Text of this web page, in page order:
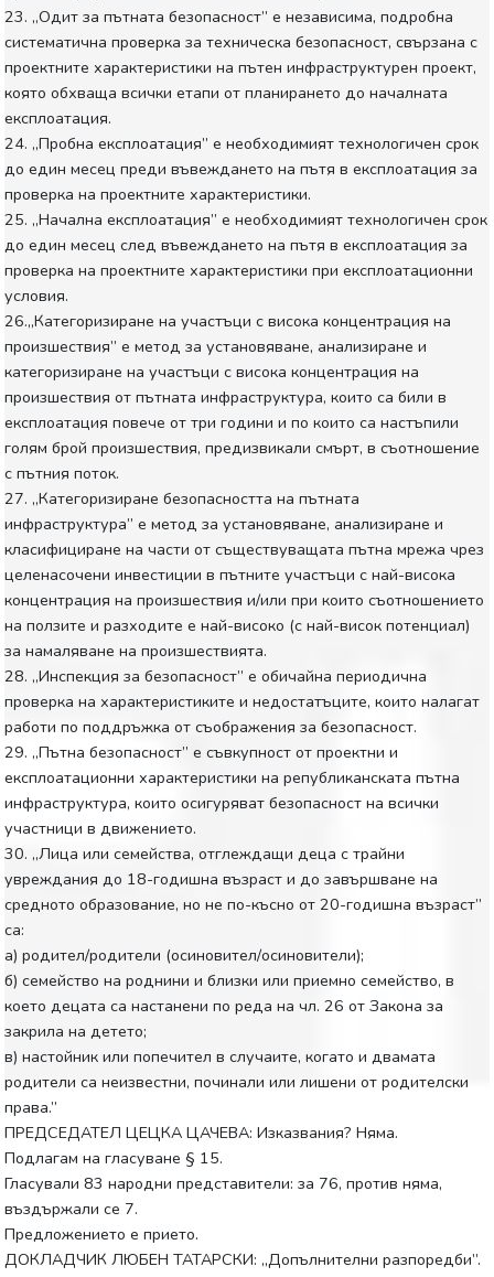
23. „Одит за пътната безопасност” е независима, подробна
систематична проверка за техническа безопасност, свързана с
проектните характеристики на пътен инфраструктурен проект,
която обхваща всички етапи от планирането до началната
експлоатация.
24. „Пробна експлоатация” е необходимият технологичен срок
до един месец преди въвеждането на пътя в експлоатация за
проверка на проектните характеристики.
25. „Начална експлоатация” е необходимият технологичен срок
до един месец след въвеждането на пътя в експлоатация за
проверка на проектните характеристики при експлоатационни
условия.
26.„Категоризиране на участъци с висока концентрация на
произшествия” е метод за установяване, анализиране и
категоризиране на участъци с висока концентрация на
произшествия от пътната инфраструктура, които са били в
експлоатация повече от три години и по които са настъпили
голям брой произшествия, предизвикали смърт, в съотношение
с пътния поток.
27. „Категоризиране безопасността на пътната
инфраструктура” е метод за установяване, анализиране и
класифициране на части от съществуващата пътна мрежа чрез
целенасочени инвестиции в пътните участъци с най-висока
концентрация на произшествия и/или при които съотношението
на ползите и разходите е най-високо (с най-висок потенциал)
за намаляване на произшествията.
28. „Инспекция за безопасност” е обичайна периодична
проверка на характеристиките и недостатъците, които налагат
работи по поддръжка от съображения за безопасност.
29. „Пътна безопасност” е съвкупност от проектни и
експлоатационни характеристики на републиканската пътна
инфраструктура, които осигуряват безопасност на всички
участници в движението.
30. „Лица или семейства, отглеждащи деца с трайни
увреждания до 18-годишна възраст и до завършване на
средното образование, но не по-късно от 20-годишна възраст”
са:
а) родител/родители (осиновител/осиновители);
б) семейство на роднини и близки или приемно семейство, в
което децата са настанени по реда на чл. 26 от Закона за
закрила на детето;
в) настойник или попечител в случаите, когато и двамата
родители са неизвестни, починали или лишени от родителски
права.”
ПРЕДСЕДАТЕЛ ЦЕЦКА ЦАЧЕВА: Изказвания? Няма.
Подлагам на гласуване § 15.
Гласували 83 народни представители: за 76, против няма,
въздържали се 7.
Предложението е прието.
ДОКЛАДЧИК ЛЮБЕН ТАТАРСКИ: „Допълнителни разпоредби”.